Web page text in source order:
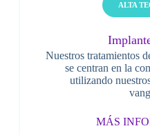
ALTA
Nuestros tratamientos
se centran en la
utilizando
MÁS